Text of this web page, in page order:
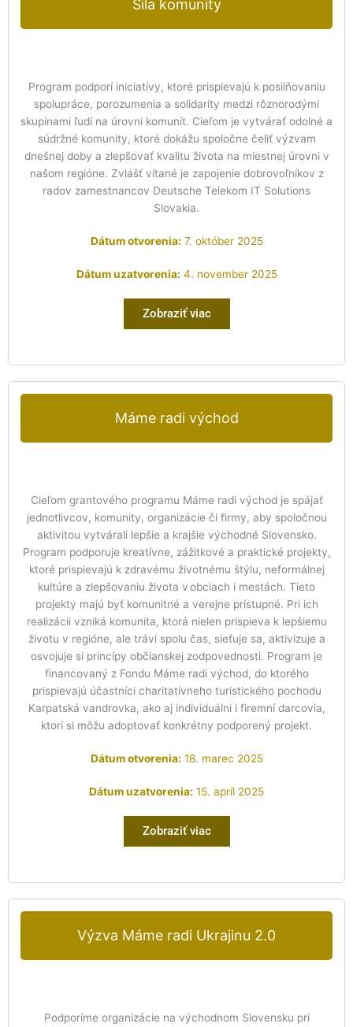
Sila komunity
Program podporí iniciatívy, ktoré prispievajú k posilňovaniu
spolupráce, porozumenia a solidarity medzi rôznorodými
skupinami ľudí na úrovni komunít. Cieľom je vytvárať odolné a
súdržné komunity, ktoré dokážu spoločne čeliť výzvam
dnešnej doby a zlepšovať kvalitu života na miestnej úrovni v
našom regióne. Zvlášť vítané je zapojenie dobrovoľníkov z
radov zamestnancov Deutsche Telekom IT Solutions
Slovakia.
Dátum otvorenia: 7. október 2025
Dátum uzatvorenia: 4. november 2025
Zobraziť viac
Máme radi východ
Cieľom grantového programu Máme radi východ je spájať
jednotlivcov, komunity, organizácie či firmy, aby spoločnou
aktivitou vytvárali lepšie a krajšie východné Slovensko.
Program podporuje kreatívne, zážitkové a praktické projekty,
ktoré prispievajú k zdravému životnému štýlu, neformálnej
kultúre a zlepšovaniu života v obciach i mestách. Tieto
projekty majú byť komunitné a verejne prístupné. Pri ich
realizácii vzniká komunita, ktorá nielen prispieva k lepšiemu
životu v regióne, ale trávi spolu čas, sieťuje sa, aktivizuje a
osvojuje si princípy občianskej zodpovednosti. Program je
financovaný z Fondu Máme radi východ, do ktorého
prispievajú účastníci charitatívneho turistického pochodu
Karpatská vandrovka, ako aj individuálni i firemní darcovia,
ktorí si môžu adoptovať konkrétny podporený projekt.
Dátum otvorenia: 18. marec 2025
Dátum uzatvorenia: 15. apríl 2025
Zobraziť viac
Výzva Máme radi Ukrajinu 2.0
Podporíme organizácie na východnom Slovensku pri